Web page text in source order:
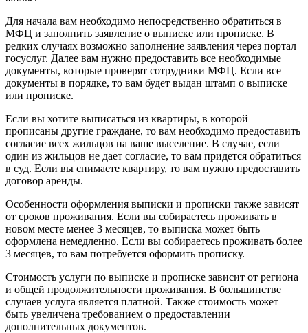
Для начала вам необходимо непосредственно обратиться в
МФЦ и заполнить заявление о выписке или прописке. В
редких случаях возможно заполнение заявления через портал
госуслуг. Далее вам нужно предоставить все необходимые
документы, которые проверят сотрудники МФЦ. Если все
документы в порядке, то вам будет выдан штамп о выписке
или прописке.
Если вы хотите выписаться из квартиры, в которой
прописаны другие граждане, то вам необходимо предоставить
согласие всех жильцов на ваше выселение. В случае, если
один из жильцов не дает согласие, то вам придется обратиться
в суд. Если вы снимаете квартиру, то вам нужно предоставить
договор аренды.
Особенности оформления выписки и прописки также зависят
от сроков проживания. Если вы собираетесь проживать в
новом месте менее 3 месяцев, то выписка может быть
оформлена немедленно. Если вы собираетесь проживать более
3 месяцев, то вам потребуется оформить прописку.
Стоимость услуги по выписке и прописке зависит от региона
и общей продолжительности проживания. В большинстве
случаев услуга является платной. Также стоимость может
быть увеличена требованием о предоставлении
дополнительных документов.